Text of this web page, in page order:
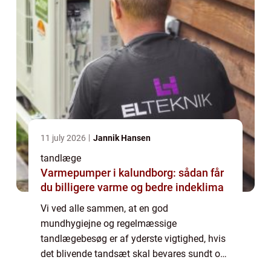
11 july 2026 Jannik Hansen
tandlæge
Varmepumper i kalundborg: sådan får
du billigere varme og bedre indeklima
Vi ved alle sammen, at en god
mundhygiejne og regelmæssige
tandlægebesøg er af yderste vigtighed, hvis
det blivende tandsæt skal bevares sundt og